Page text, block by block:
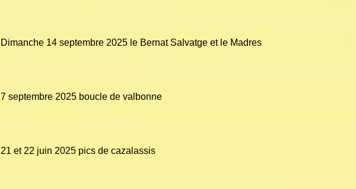
Dimanche 14 septembre 2025 le Bernat Salvatge et le Madres
7 septembre 2025 boucle de valbonne
21 et 22 juin 2025 pics de cazalassis